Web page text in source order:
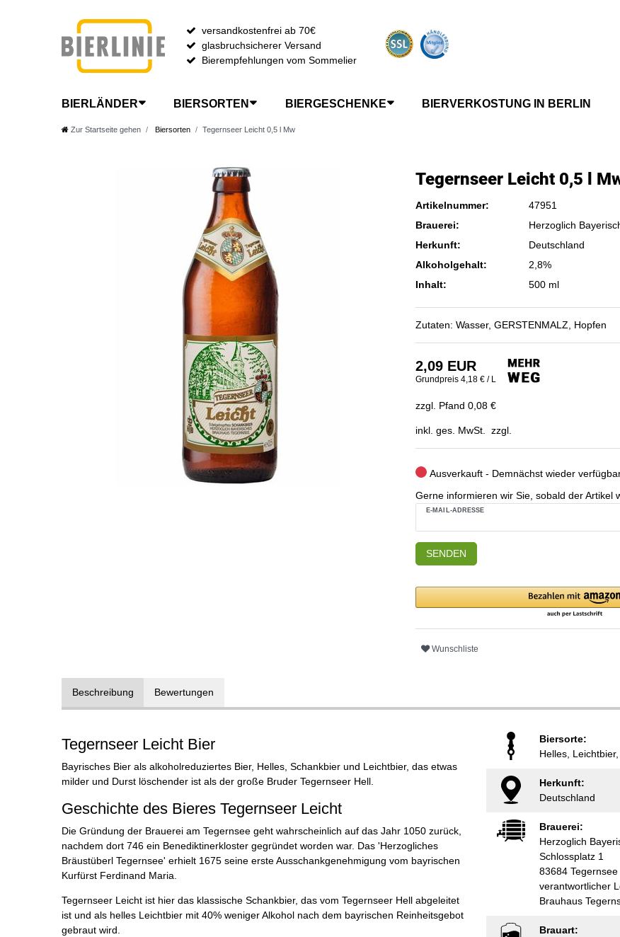
versandkostenfrei ab 70€
glasbruchsicherer Versand
Bierempfehlungen vom Sommelier
BIERLÄNDER BIERSORTEN BIERGESCHENKE BIERVERKOSTUNG IN BERLIN
Zur Startseite gehen Biersorten Tegernseer Leicht 0,5 l Mw
Tegernseer Leicht 0,5 l
Artikelnummer:
47951
Brauerei:
Herzoglich
Herkunft:
Deutschland
Alkoholgehalt:
2,8%
Inhalt:
500 ml
Zutaten: Wasser, GERSTENMALZ, Hopfen
2,09 EUR
Grundpreis 4,18 € / L
zzgl. Pfand 0,08 €
inkl. ges. MwSt. zzgl.
Ausverkauft - Demnächst wieder
Gerne informieren wir Sie, sobald der Artikel
E-MAIL-ADRESSE
SENDEN
Wunschliste
Beschreibung Bewertungen
Tegernseer Leicht Bier
Bayrisches Bier als alkoholreduziertes Bier, Helles, Schankbier und Leichtbier, das etwas
milder und Durst löschender ist als der große Bruder Tegernseer Hell.
Geschichte des Bieres Tegernseer Leicht
Die Gründung der Brauerei am Tegernsee geht wahrscheinlich auf das Jahr 1050 zurück,
nachdem dort 746 ein Benediktinerkloster gegründet worden war. Das 'Herzogliches
Bräustüberl Tegernsee' erhielt 1675 seine erste Ausschankgenehmigung vom bayrischen
Kurfürst Ferdinand Maria.
Tegernseer Leicht ist hier das klassische Schankbier, das vom Tegernseer Hell abgeleitet
ist und als helles Leichtbier mit 40% weniger Alkohol nach dem bayrischen Reinheitsgebot
gebraut wird.
Biersorte:
Helles,
Herkunft:
Deutschland
Brauerei:
Herzoglich
Schlossplatz 1
83684 Tegernsee
verantwortlicher
Brauhaus
Brauart: